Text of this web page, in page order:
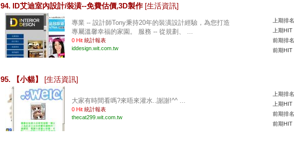
94. ID艾迪室內設計/裝潢--免費估價,3D製作 [生活資訊]
專業 -- 設計師Tony秉持20年的裝潢設計經驗，為您打造
專屬溫馨幸福的家園。 服務 -- 從規劃、 ...
0 Hit 統計報表
iddesign.wit.com.tw
上期排名
上期HIT
前期排名
前期HIT
95. 【小貓】 [生活資訊]
大家有時間看嗎?來唔來灌水..謝謝!^^ ...
0 Hit 統計報表
thecat299.wit.com.tw
上期排名
上期HIT
前期排名
前期HIT